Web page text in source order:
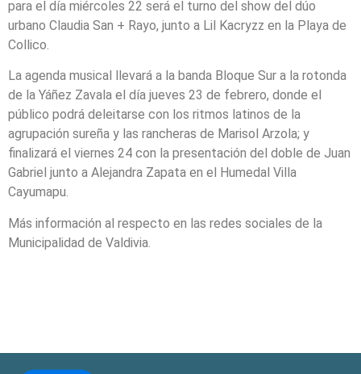
para el día miércoles 22 será el turno del show del dúo
urbano Claudia San + Rayo, junto a Lil Kacryzz en la Playa de
Collico.
La agenda musical llevará a la banda Bloque Sur a la rotonda
de la Yáñez Zavala el día jueves 23 de febrero, donde el
público podrá deleitarse con los ritmos latinos de la
agrupación sureña y las rancheras de Marisol Arzola; y
finalizará el viernes 24 con la presentación del doble de Juan
Gabriel junto a Alejandra Zapata en el Humedal Villa
Cayumapu.
Más información al respecto en las redes sociales de la
Municipalidad de Valdivia.